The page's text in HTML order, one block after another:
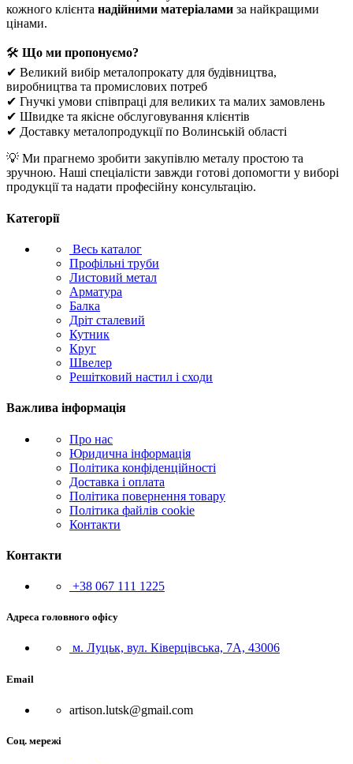
кожного клієнта надійними матеріалами за найкращими
цінами.
🛠 Що ми пропонуємо?
✔ Великий вибір металопрокату для будівництва,
виробництва та промислових потреб
✔ Гнучкі умови співпраці для великих та малих замовлень
✔ Швидке та якісне обслуговування клієнтів
✔ Доставку металопродукції по Волинській області
💡 Ми прагнемо зробити закупівлю металу простою та
зручною. Наші спеціалісти завжди готові допомогти у виборі
продукції та надати професійну консультацію.
Категорії
Весь каталог
Профільні труби
Листовий метал
Арматура
Балка
Дріт сталевий
Кутник
Круг
Швелер
Решітковий настил і сходи
Важлива інформація
Про нас
Юридична інформація
Політика конфіденційності
Доставка і оплата
Політика повернення товару
Політика файлів cookie
Контакти
Контакти
+38 067 111 1225
Адреса головного офісу
м. Луцьк, вул. Ківерцівська, 7А, 43006
Email
artison.lutsk@gmail.com
Соц. мережі